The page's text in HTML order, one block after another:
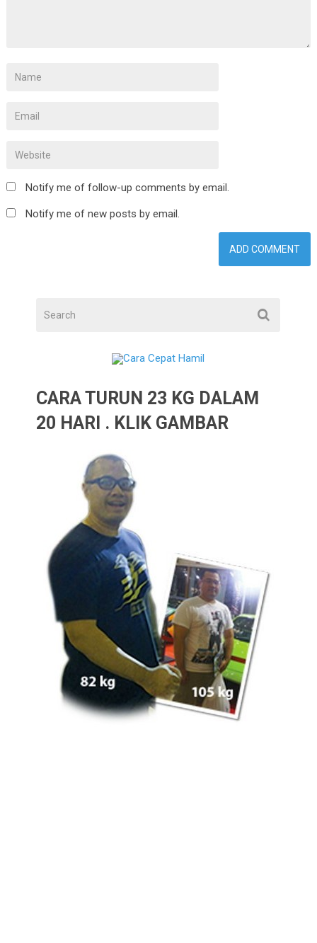
Notify me of follow-up comments by email.
Notify me of new posts by email.
CARA TURUN 23 KG DALAM
20 HARI . KLIK GAMBAR